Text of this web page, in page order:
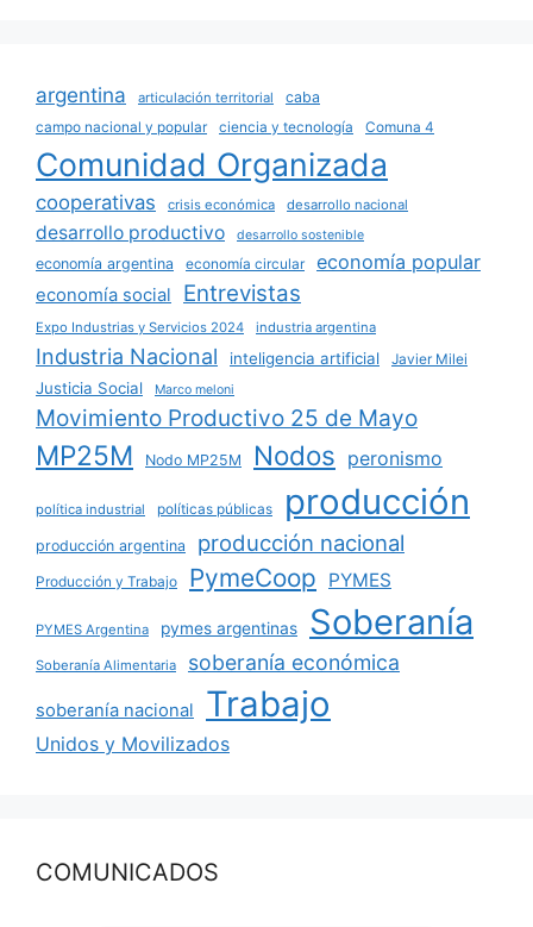
argentina articulación territorial
caba
campo nacional y popular
ciencia y tecnología Comuna 4
Comunidad Organizada
cooperativas crisis económica desarrollo nacional
desarrollo productivo desarrollo sostenible
economía argentina economía circular economía popular
economía social Entrevistas
Expo Industrias y Servicios 2024 industria argentina
Industria Nacional inteligencia artificial Javier Milei
Justicia Social Marco meloni
Movimiento Productivo 25 de Mayo
MP25M Nodo MP25M Nodos peronismo
política industrial políticas públicas producción
producción argentina producción nacional
Producción y Trabajo PymeCoop PYMES
PYMES Argentina pymes argentinas Soberanía
Soberanía Alimentaria soberanía económica
soberanía nacional Trabajo
Unidos y Movilizados
COMUNICADOS